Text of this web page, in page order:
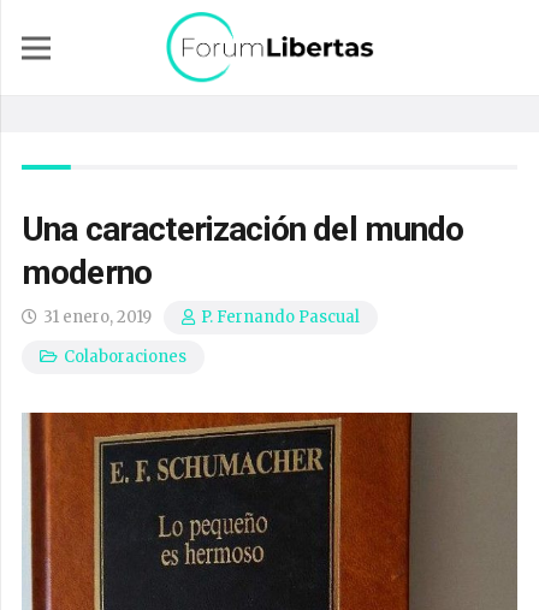
Una caracterización del mundo
moderno
31 enero, 2019
P. Fernando Pascual
Colaboraciones